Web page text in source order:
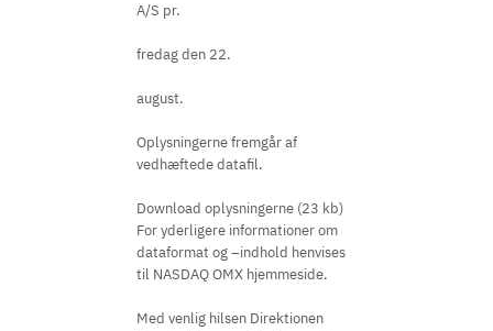
A/S pr.
fredag den 22.
august.
Oplysningerne fremgår af
vedhæftede datafil.
Download oplysningerne (23 kb)
For yderligere informationer om
dataformat og –indhold henvises
til NASDAQ OMX hjemmeside.
Med venlig hilsen Direktionen